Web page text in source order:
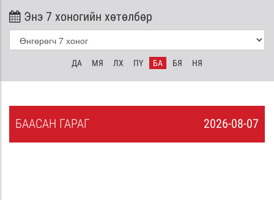
Энэ 7 хоногийн хөтөлбөр
ДА МЯ ЛХ ПҮ БА БЯ НЯ
2026-08-07
БААСАН ГАРАГ